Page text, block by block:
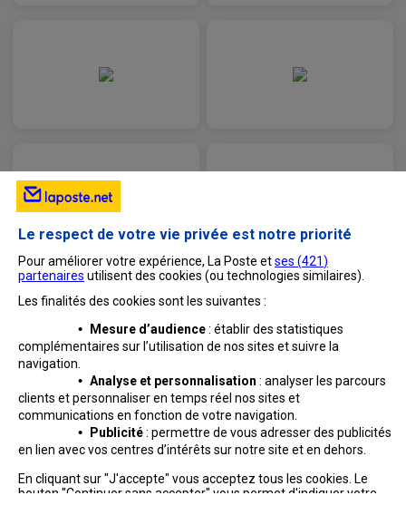
La Poste Groupe La Poste recrute
Le respect de votre vie privée est notre priorité
Pour améliorer votre expérience, La Poste etses (421)
partenaires utilisent des cookies (ou technologies similaires).
Les finalités des cookies sont les suivantes :
•
Mesure d’audience: établir des statistiques
complémentaires sur l’utilisation de nos sites et suivre la
navigation.
•Analyse et personnalisation : analyser les parcours
clients et personnaliser en temps réel nos sites et
communications en fonction de votre navigation.
•
Publicité: permettre de vous adresser des publicités
en lien avec vos centres d’intérêts sur notre site et en dehors.
En cliquant sur "J'accepte" vous acceptez tous les cookies. Le
bouton "Continuer sans accepter" vous permet d'indiquer votre